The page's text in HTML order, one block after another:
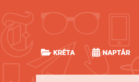
KRÉTA Naptár